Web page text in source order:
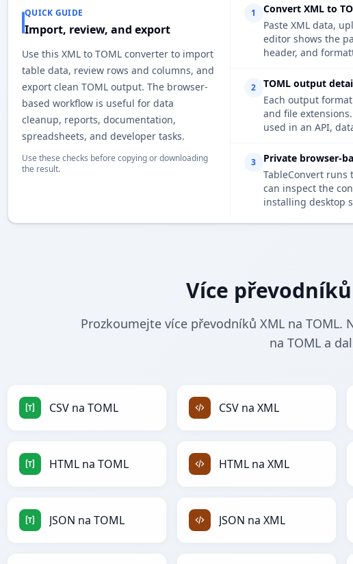
QUICK GUIDE
Import, review, and export
Use this XML to TOML converter to import
table data, review rows and columns, and
export clean TOML output. The browser-
based workflow is useful for data
cleanup, reports, documentation,
spreadsheets, and developer tasks.
Use these checks before copying or downloading
the result.
1
Convert XML to
Paste XML data,
editor shows the
header, and
2
TOML output
Each output
and file
used in an API,
3
Private browser-
TableConvert runs
can inspect the
installing desktop
Více
Prozkoumejte více převodníků XML na
na TOML a
CSV na TOML CSV na XML
HTML na TOML HTML na XML
JSON na TOML JSON na XML